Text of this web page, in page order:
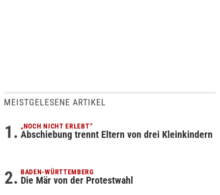
MEISTGELESENE ARTIKEL
„NOCH NICHT ERLEBT“
Abschiebung trennt Eltern von drei Kleinkindern
BADEN-WÜRTTEMBERG
Die Mär von der Protestwahl